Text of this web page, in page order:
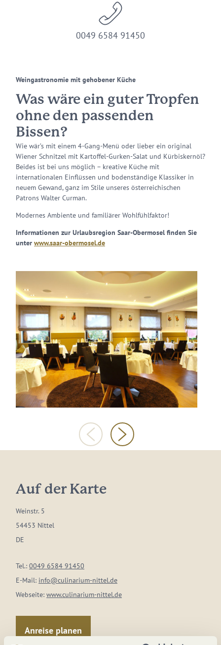
0049 6584 91450
Weingastronomie mit gehobener Küche
Was wäre ein guter Tropfen
ohne den passenden
Bissen?
Wie wär’s mit einem 4-Gang-Menü oder lieber ein original
Wiener Schnitzel mit Kartoffel-Gurken-Salat und Kürbiskernöl?
Beides ist bei uns möglich – kreative Küche mit
internationalen Einflüssen und bodenständige Klassiker in
neuem Gewand, ganz im Stile unseres österreichischen
Patrons Walter Curman.
Modernes Ambiente und familiärer Wohlfühlfaktor!
Informationen zur Urlaubsregion Saar-Obermosel finden Sie
unter www.saar-obermosel.de
Auf der Karte
Weinstr. 5
54453 Nittel
DE
Tel.: 0049 6584 91450
E-Mail: info@culinarium-nittel.de
Webseite: www.culinarium-nittel.de
Anreise planen